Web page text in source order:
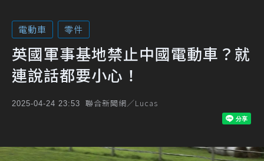
電動車 零件
英國軍事基地禁止中國電動車？就
連說話都要小心！
2025-04-24 23:53 聯合新聞網／Lucas